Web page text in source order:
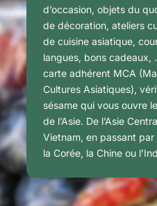
d’occasion, objets du
de décoration, ateliers
de cuisine asiatique,
langues, bons cadeaux,
carte adhérent MCA
Cultures Asiatiques),
sésame qui vous ouvre
de l’Asie. De l’Asie
Vietnam, en passant par
la Corée, la Chine ou